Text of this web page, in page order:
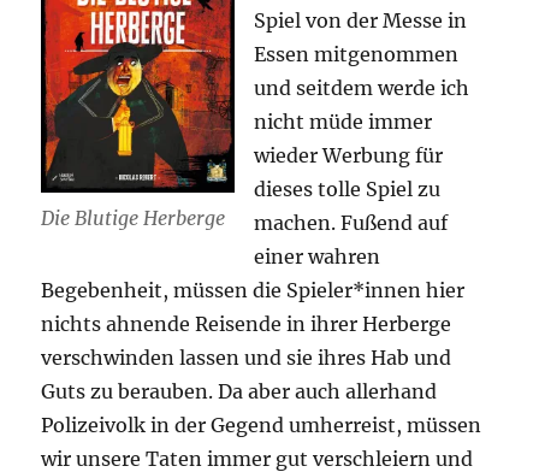
Die Blutige Herberge
Spiel von der Messe in
Essen mitgenommen
und seitdem werde ich
nicht müde immer
wieder Werbung für
dieses tolle Spiel zu
machen. Fußend auf
einer wahren
Begebenheit, müssen die Spieler*innen hier
nichts ahnende Reisende in ihrer Herberge
verschwinden lassen und sie ihres Hab und
Guts zu berauben. Da aber auch allerhand
Polizeivolk in der Gegend umherreist, müssen
wir unsere Taten immer gut verschleiern und